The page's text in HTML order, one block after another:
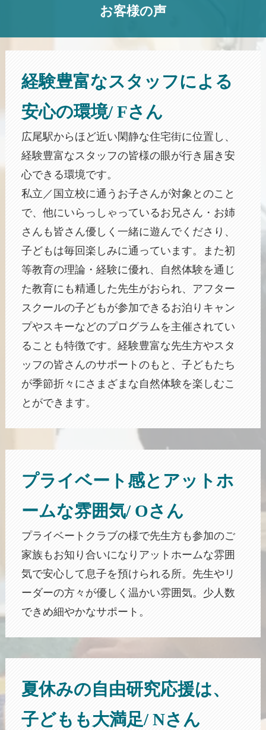
お客様の声
経験豊富なスタッフによる
安心の環境/ Fさん
広尾駅からほど近い閑静な住宅街に位置し、
経験豊富なスタッフの皆様の眼が行き届き安
心できる環境です。
私立／国立校に通うお子さんが対象とのこと
で、他にいらっしゃっているお兄さん・お姉
さんも皆さん優しく一緒に遊んでくださり、
子どもは毎回楽しみに通っています。また初
等教育の理論・経験に優れ、自然体験を通じ
た教育にも精通した先生がおられ、アフター
スクールの子どもが参加できるお泊りキャン
プやスキーなどのプログラムを主催されてい
ることも特徴です。経験豊富な先生方やスタ
ッフの皆さんのサポートのもと、子どもたち
が季節折々にさまざまな自然体験を楽しむこ
とができます。
プライベート感とアットホ
ームな雰囲気/ Oさん
プライベートクラブの様で先生方も参加のご
家族もお知り合いになりアットホームな雰囲
気で安心して息子を預けられる所。先生やリ
ーダーの方々が優しく温かい雰囲気。少人数
できめ細やかなサポート。
夏休みの自由研究応援は、
子どもも大満足/ Nさん